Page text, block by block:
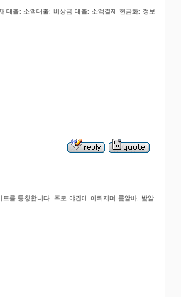
대출; 소액대출; 비상금 대출; 소액결제 현금화; 정보
를 통칭합니다. 주로 야간에 이뤄지며 룸알바, 밤알